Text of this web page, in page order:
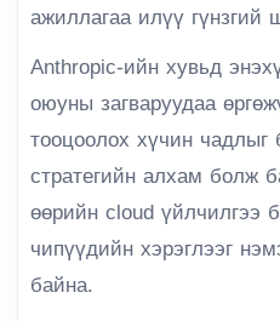
ажиллагаа илүү гүнзгий
Anthropic-ийн хувьд
оюуны загваруудаа
тооцоолох хүчин чадлыг
стратегийн алхам болж
өөрийн cloud үйлчилгээ
чипүүдийн хэрэглээг
байна.